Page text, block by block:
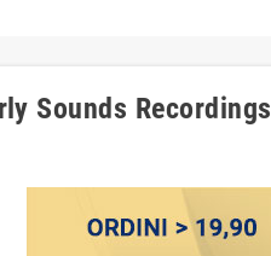
Sounds Recordings